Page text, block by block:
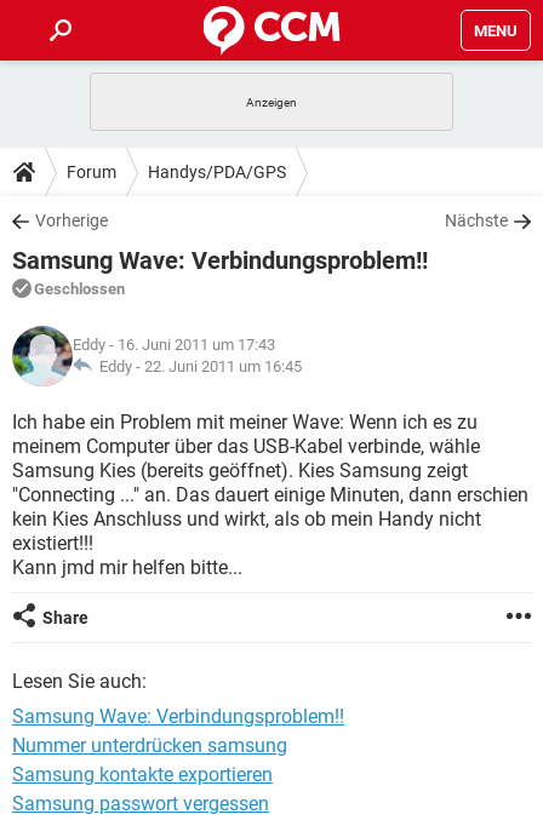
MENU
ANDROID IOS
WINDOWS 10
WHATSAPP TIKTOK
FACEBOOK
TIPPS & TRICKS
SPIELE STREAMING
WINDOWS 10
WHATSAPP
FACEBOOK HARDWARE
DOWNLOADS
SPIELE STREAMING
ANDROID
WINDOWS 10
WHATSAPP
FACEBOOK HARDWARE
FORUM
SPIELE
ANDROID IOS
WHATSAPP TIKTOK
FACEBOOK HARDWARE
LEXIKON
SPIELE
ANDROID IOS
WINDOWS 10 INSTAGRAM
WHATSAPP TIKTOK
FACEBOOK
Forum Handys/PDA/GPS
Vorherige Nächste
Samsung Wave: Verbindungsproblem!!
Geschlossen
Eddy - 16. Juni 2011 um 17:43
Eddy - 22. Juni 2011 um 16:45
Ich habe ein Problem mit meiner Wave: Wenn ich es zu
meinem Computer über das USB-Kabel verbinde, wähle
Samsung Kies (bereits geöffnet). Kies Samsung zeigt
"Connecting ..." an. Das dauert einige Minuten, dann erschien
kein Kies Anschluss und wirkt, als ob mein Handy nicht
existiert!!!
Kann jmd mir helfen bitte...
Share
Lesen Sie auch:
Samsung Wave: Verbindungsproblem!!
Nummer unterdrücken samsung
Samsung kontakte exportieren
Samsung passwort vergessen